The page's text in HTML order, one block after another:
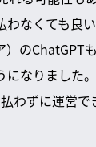
わなくても良
）のChatGPT
なりました。
わずに運営で